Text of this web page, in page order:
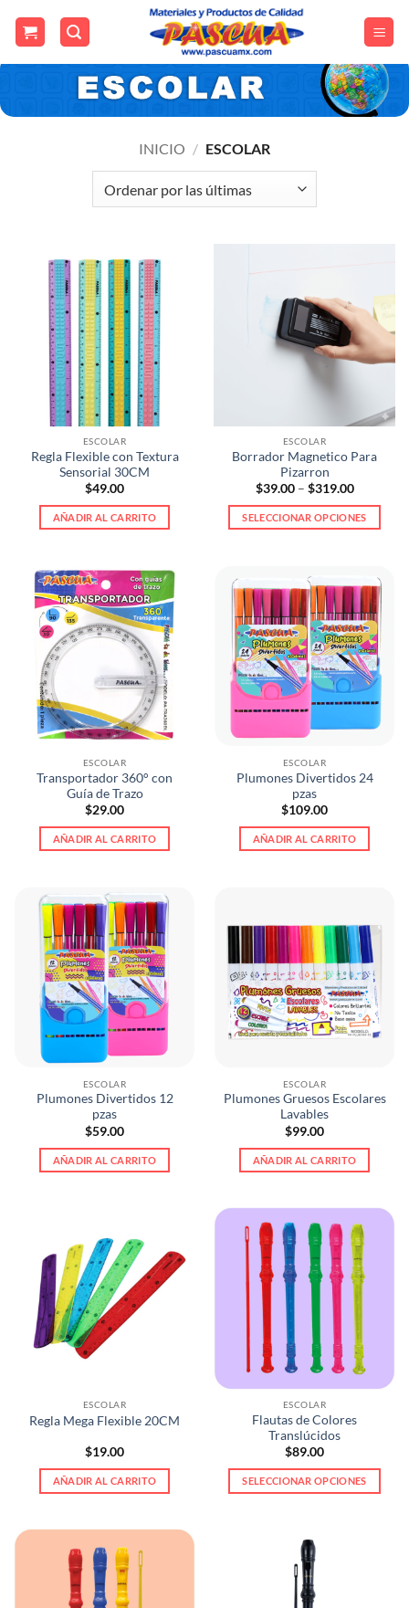
INICIO / ESCOLAR
ESCOLAR
Regla Flexible con Textura
Sensorial 30CM
$49.00
AÑADIR AL CARRITO
ESCOLAR
Borrador Magnetico Para
Pizarron
$39.00 – $319.00Price
$39.00
through
SELECCIONAR OPCIONES
tiene
múltiples
variantes.
Las
opciones
se
pueden
elegir
en
página
de
producto
ESCOLAR
Transportador 360° con
Guía de Trazo
$29.00
AÑADIR AL CARRITO
ESCOLAR
Plumones Divertidos 24
pzas
$109.00
AÑADIR AL CARRITO
ESCOLAR
Plumones Divertidos 12
pzas
$59.00
AÑADIR AL CARRITO
ESCOLAR
Plumones Gruesos Escolares
Lavables
$99.00
AÑADIR AL CARRITO
ESCOLAR
Regla Mega Flexible 20CM
$19.00
AÑADIR AL CARRITO
ESCOLAR
Flautas de Colores
Translúcidos
$89.00
SELECCIONAR OPCIONES
tiene
múltiples
variantes.
Las